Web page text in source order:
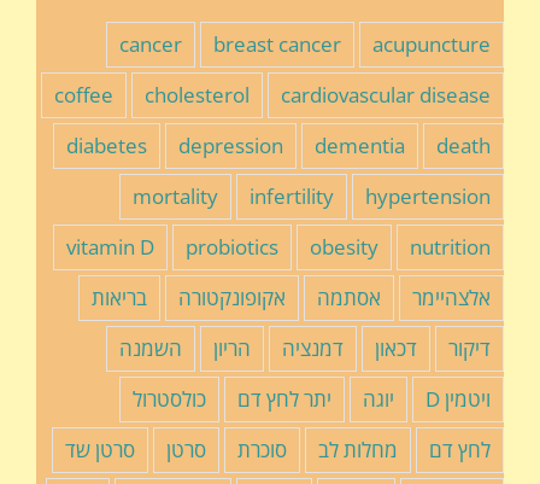
acupuncture
breast cancer
cancer
cardiovascular disease
cholesterol
coffee
death
dementia
depression
diabetes
hypertension
infertility
mortality
nutrition
obesity
probiotics
vitamin D
אלצהיימר
אסתמה אקופונקטורה
בריאות
דיקור
דכאון דמנציה הריון
השמנה
ויטמין D
יוגה יתר לחץ דם
כולסטרול
לחץ דם
מחלות לב סוכרת סרטן
סרטן שד